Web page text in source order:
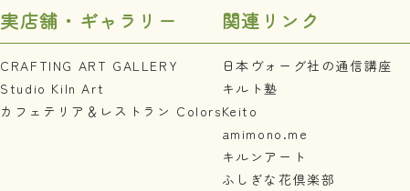
実店舗・ギャラリー
CRAFTING ART GALLERY
Studio Kiln Art
カフェテリア＆レストラン Colors
関連リンク
日本ヴォーグ社の通信講座
キルト塾
Keito
amimono.me
キルンアート
ふしぎな花倶楽部